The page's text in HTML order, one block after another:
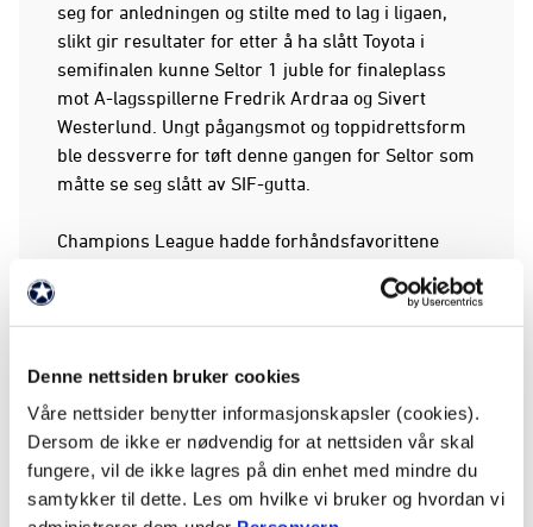
Denne nettsiden bruker cookies
Våre nettsider benytter informasjonskapsler (cookies).
Dersom de ikke er nødvendig for at nettsiden vår skal
fungere, vil de ikke lagres på din enhet med mindre du
samtykker til dette. Les om hvilke vi bruker og hvordan vi
seg for anledningen og stilte med to lag i ligaen,
slikt gir resultater for etter å ha slått Toyota i
semifinalen kunne Seltor 1 juble for finaleplass
mot A-lagsspillerne Fredrik Ardraa og Sivert
Westerlund. Ungt pågangsmot og toppidrettsform
ble dessverre for tøft denne gangen for Seltor som
måtte se seg slått av SIF-gutta.
Champions League hadde forhåndsfavorittene
(som også var regjerende mester). Men det var
imidlertid en outsider som skulle blande seg helt i